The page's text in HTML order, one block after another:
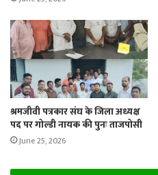
श्रमजीवी पत्रकार संघ के जिला अध्यक्ष
पद पर गोल्डी नायक की पुनः ताजपोसी
June 25, 2026